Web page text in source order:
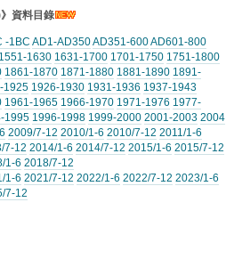
資料目錄
-1BC AD1-AD350AD351-600AD601-800
1551-1630 1631-1700 1701-1750 1751-1800
1861-1870 1871-1880 1881-1890 1891-
1925 1926-1930 1931-1936 1937-1943
1961-1965 1966-1970 1971-1976 1977-
1995 1996-1998 1999-2000 2001-2003 2004
2009/7-12 2010/1-6 2010/7-12 2011/1-6
7-12 2014/1-6 2014/7-12 2015/1-6 2015/7-12
1-6 2018/7-12
1-6 2021/7-12 2022/1-6 2022/7-12 2023/1-6
7-12